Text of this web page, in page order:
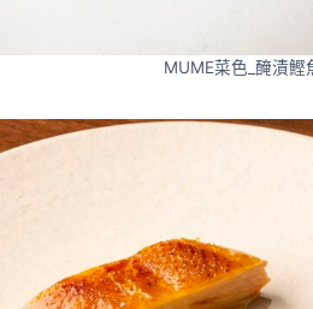
MUME菜色_醃漬